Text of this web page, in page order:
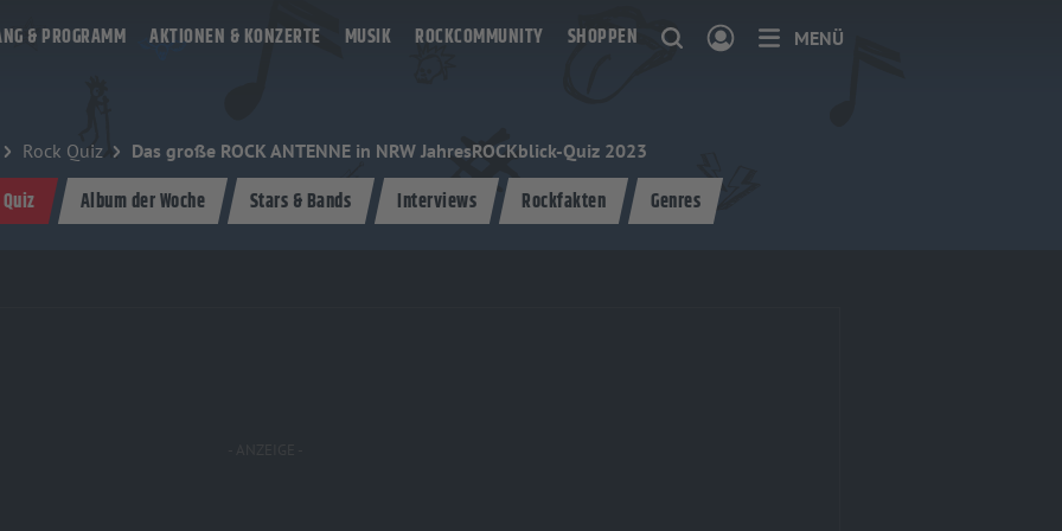
& PROGRAMM AKTIONEN & KONZERTE MUSIK ROCKCOMMUNITY SHOPPEN MENÜ
Rock Quiz Das große ROCK ANTENNE in NRW JahresROCKblick-Quiz 2023
Album der Woche Stars & Bands Interviews Rockfakten Genres